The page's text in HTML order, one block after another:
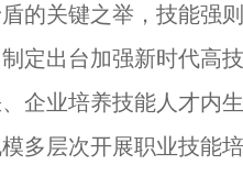
的关键之举，技能强
定出台加强新时代高
企业培养技能人才内
多层次开展职业技能